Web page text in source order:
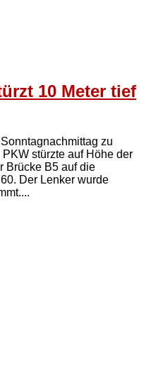
10 Meter tief
zu
stürzte auf Höhe der
Brücke B5 auf die
Der Lenker wurde